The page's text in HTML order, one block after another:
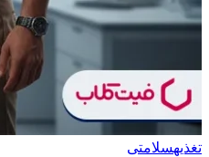
تغذیهسلامتی